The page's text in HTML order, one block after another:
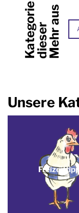
M
e
h
r
a
u
s
d
i
e
s
e
rK
a
t
e
g
o
r
i
e
Unsere